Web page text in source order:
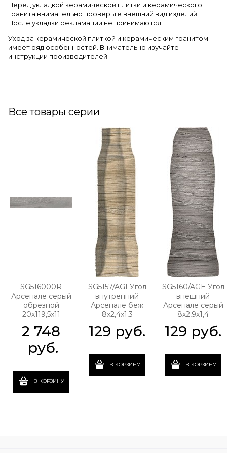
Перед укладкой керамической плитки и керамического
гранита внимательно проверьте внешний вид изделий.
После укладки рекламации не принимаются.
Уход за керамической плиткой и керамическим гранитом
имеет ряд особенностей. Внимательно изучайте
инструкции производителей.
Все товары серии
SG516000R
Арсенале серый
обрезной
20х119,5х11
2 748
руб.
В КОРЗИНУ
SG5157/AGI Угол
внутренний
Арсенале беж
8х2,4х1,3
129 руб.
В КОРЗИНУ
SG5160/AGE Угол
внешний
Арсенале серый
8х2,9х1,4
129 руб.
В КОРЗИНУ